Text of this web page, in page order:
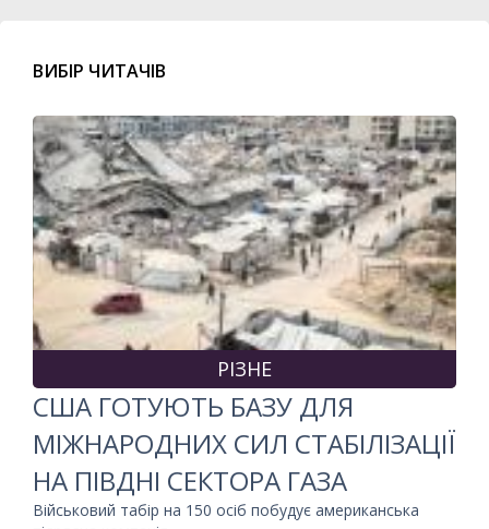
ВИБІР ЧИТАЧІВ
РІЗНЕ
США ГОТУЮТЬ БАЗУ ДЛЯ
МІЖНАРОДНИХ СИЛ СТАБІЛІЗАЦІЇ
НА ПІВДНІ СЕКТОРА ГАЗА
Військовий табір на 150 осіб побудує американська